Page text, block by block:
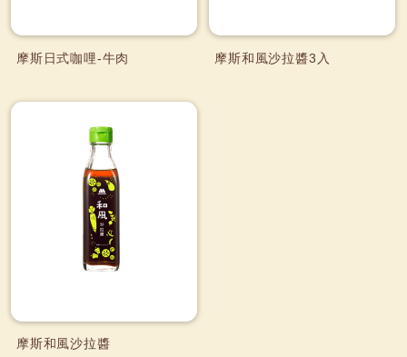
摩斯日式咖哩-牛肉 摩斯和風沙拉醬3入
摩斯和風沙拉醬